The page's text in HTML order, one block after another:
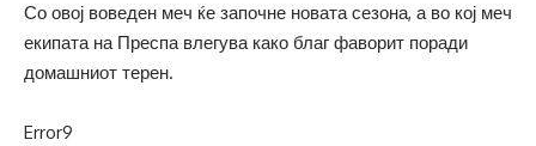
Со овој воведен меч ќе започне новата сезона, а во кој меч
екипата на Преспа влегува како благ фаворит поради
домашниот терен.
Error9